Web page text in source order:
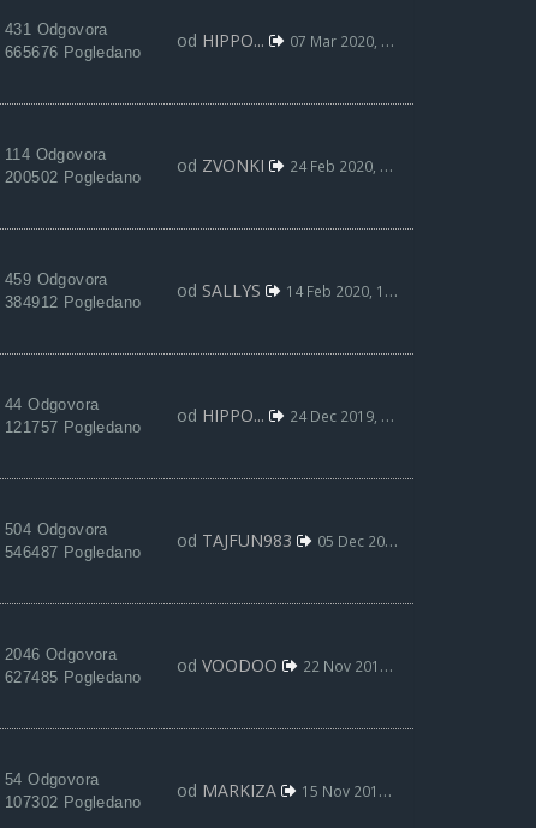
431 Odgovora
665676 Pogledano
od HIPPO... 07 Mar 2020, 21:52
114 Odgovora
200502 Pogledano
od ZVONKI 24 Feb 2020, 22:11
459 Odgovora
384912 Pogledano
od SALLYS 14 Feb 2020, 15:30
44 Odgovora
121757 Pogledano
od HIPPO... 24 Dec 2019, 19:17
504 Odgovora
546487 Pogledano
od TAJFUN983 05 Dec 2019, 14:16
2046 Odgovora
627485 Pogledano
od VOODOO 22 Nov 2019, 19:18
54 Odgovora
107302 Pogledano
od MARKIZA 15 Nov 2019, 10:35